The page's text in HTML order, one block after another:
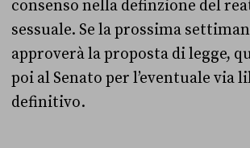
consenso nella definzione del
sessuale. Se la prossima
approverà la proposta di legge,
poi al Senato per l’eventuale via
definitivo.